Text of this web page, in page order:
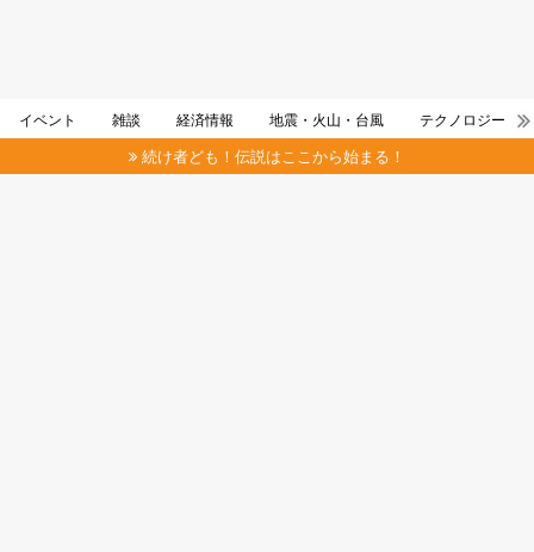
イベント 雑談 経済情報 地震・火山・台風 テクノロジー
続け者ども！伝説はここから始まる！